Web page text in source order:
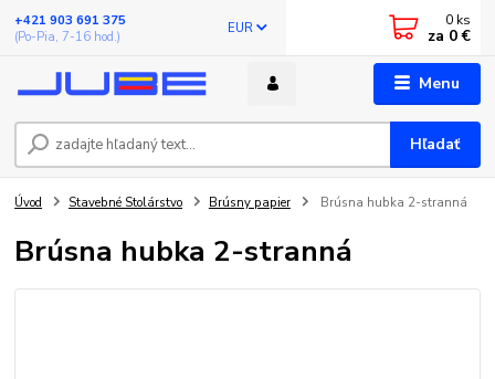
Menu
EUR
Hľadať
+421 903 691 375
(Po-Pia, 7-16 hod.)
0 ks
za 0 €
Úvod Stavebné Stolárstvo Brúsny papier Brúsna hubka 2-stranná
Brúsna hubka 2-stranná